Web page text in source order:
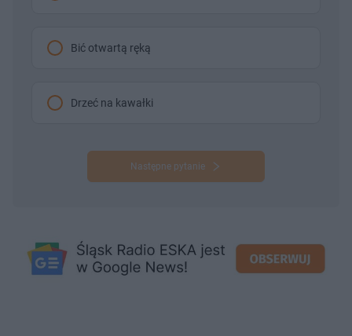
Bić otwartą ręką
Drzeć na kawałki
Następne pytanie